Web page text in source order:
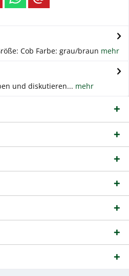
Cob Farbe: grau/braun mehr
und diskutieren... mehr